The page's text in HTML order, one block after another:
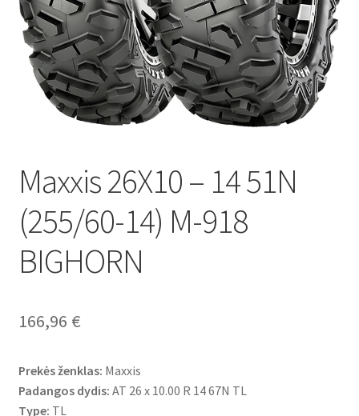
Maxxis 26X10 – 14 51N
(255/60-14) M-918
BIGHORN
166,96 €
Prekės ženklas: Maxxis
Padangos dydis: AT 26 x 10.00 R 14 67N TL
Type: TL